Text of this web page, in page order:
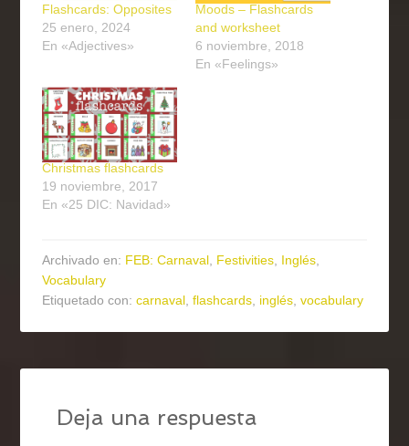
Flashcards: Opposites
25 enero, 2024
En «Adjectives»
Moods – Flashcards
and worksheet
6 noviembre, 2018
En «Feelings»
Christmas flashcards
19 noviembre, 2017
En «25 DIC: Navidad»
Archivado en: FEB: Carnaval Festivities Inglés
Vocabulary
Etiquetado con:carnaval ,flashcards inglés ,vocabulary
Deja una respuesta